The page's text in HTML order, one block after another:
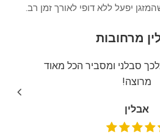
יפעל ללא דופי לאורך זמן רב.
מרחובות
סבלני ומסביר הכל מאוד
מרוצה!
אבלין